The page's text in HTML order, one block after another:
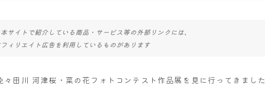
サイトで紹介している商品・サービス等の外部リンクには、
フィリエイト広告を利用しているものがあります
々田川 河津桜・菜の花フォトコンテスト作品展を見に行ってきました